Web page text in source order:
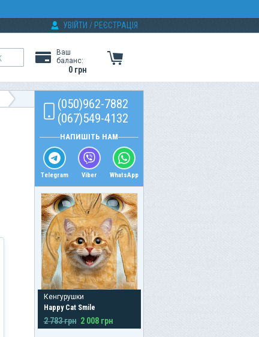
УВІЙТИ / РЕЄСТРАЦІЯ
Ваш
баланс:
0 грн
(050)962-7882
(067)549-4132
НАПИШІТЬ НАМ
Telegram Viber WhatsApp
Кенгурушки
Happy Cat Smile
2 783 грн 2 008 грн